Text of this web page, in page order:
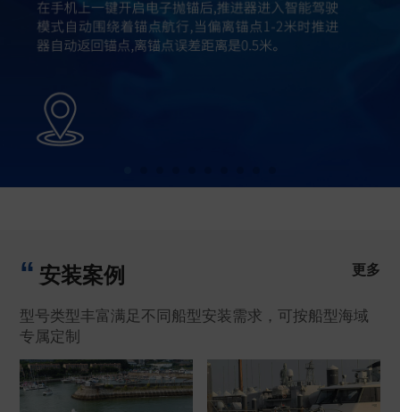
安装案例 更多
型号类型丰富满足不同船型安装需求，可按船型海域
专属定制